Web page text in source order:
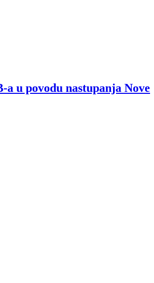
a u povodu nastupanja Nove